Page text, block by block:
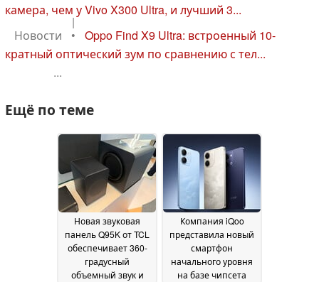
камера, чем у Vivo X300 Ultra, и лучший 3...
|
Новости
•
Oppo Find X9 Ultra: встроенный 10-
кратный оптический зум по сравнению с тел...
...
Ещё по теме
Новая звуковая
панель Q95K от TCL
обеспечивает 360-
градусный
объемный звук и
Компания iQoo
представила новый
смартфон
начального уровня
на базе чипсета